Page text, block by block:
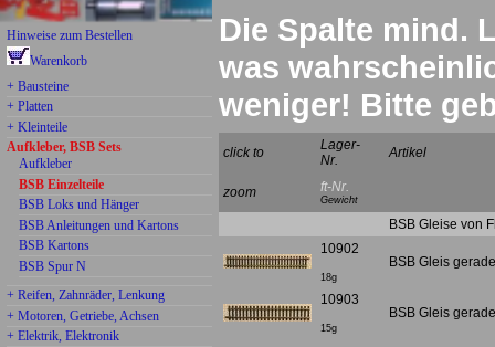
Hinweise zum Bestellen
Warenkorb
+ Bausteine
+ Platten
+ Kleinteile
Aufkleber, BSB Sets
Aufkleber
BSB Einzelteile
BSB Loks und Hänger
BSB Anleitungen und Kartons
BSB Kartons
BSB Spur N
+ Reifen, Zahnräder, Lenkung
+ Motoren, Getriebe, Achsen
+ Elektrik, Elektronik
Die Spalte mind.
was
weniger! Bitte
click to
Lager-
Nr.
Artikel
zoom ft-Nr.
Gewicht
BSB Gleise von
10902
18g
BSB Gleis
10903
15g
BSB Gleis